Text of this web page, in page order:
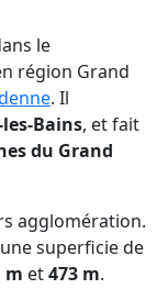
le
région Grand
. Il
Bains, et fait
du Grand
agglomération.
superficie de
m et473 m.